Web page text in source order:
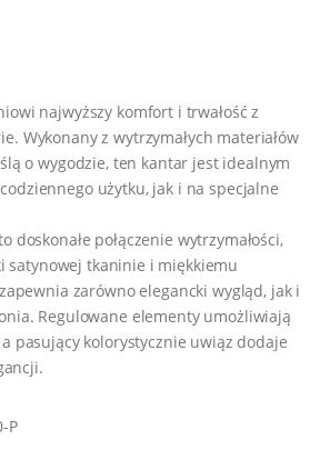
najwyższy komfort i trwałość z
Wykonany z wytrzymałych materiałów
o wygodzie, ten kantar jest idealnym
użytku, jak i na specjalne
doskonałe połączenie wytrzymałości,
satynowej tkaninie i miękkiemu
zarówno elegancki wygląd, jak i
Regulowane elementy umożliwiają
pasujący kolorystycznie uwiąz dodaje
P